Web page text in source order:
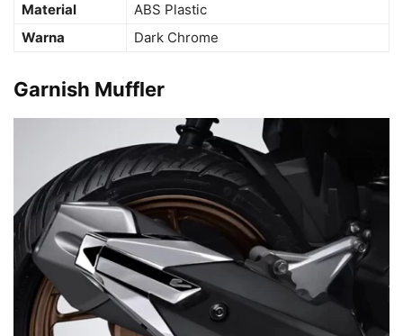
Material
ABS Plastic
Warna
Dark Chrome
Garnish Muffler